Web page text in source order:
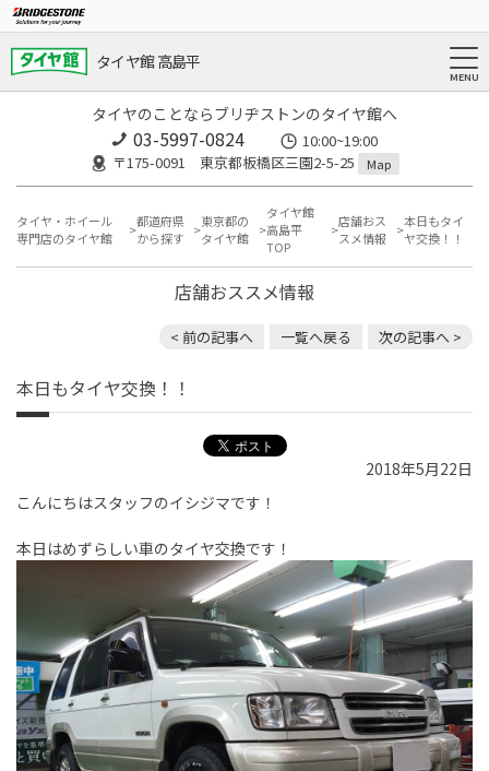
タイヤ館 高島平
タイヤのことならブリヂストンのタイヤ館へ
03-5997-0824
10:00~19:00
〒175-0091 東京都板橋区三園2-5-25
Map
タイヤ・ホイール
専門店のタイヤ館
都道府県
から探す
東京都の
タイヤ館
タイヤ館
高島平
TOP
店舗おス
スメ情報
本日もタイ
ヤ交換！！
店舗おススメ情報
< 前の記事へ 一覧へ戻る 次の記事へ >
本日もタイヤ交換！！
2018年5月22日
こんにちはスタッフのイシジマです！
本日はめずらしい車のタイヤ交換です！